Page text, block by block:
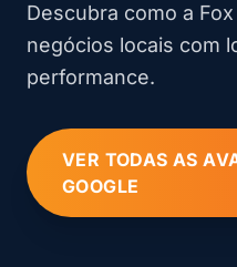
Descubra como a
negócios locais com
performance.
VER TODAS AS
GOOGLE